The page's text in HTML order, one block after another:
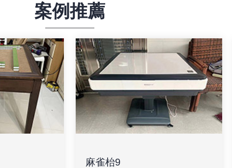
案例推薦
麻雀枱9